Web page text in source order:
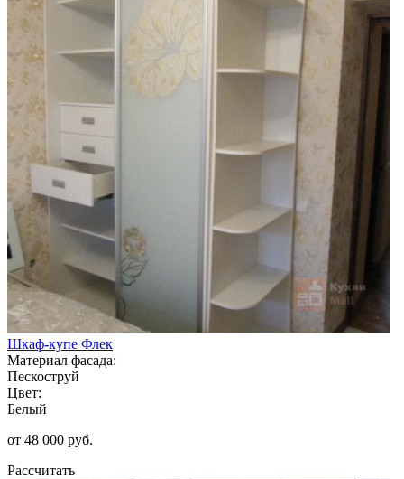
Шкаф-купе Флек
Материал фасада:
Пескоструй
Цвет:
Белый
от 48 000 руб.
Рассчитать